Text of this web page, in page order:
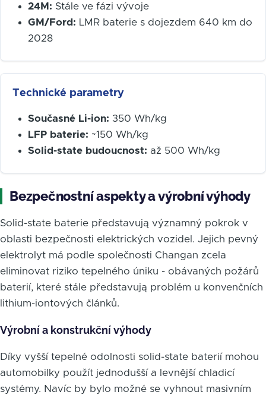
24M: Stále ve fázi vývoje
GM/Ford: LMR baterie s dojezdem 640 km do
2028
Technické parametry
Současné Li-ion: 350 Wh/kg
LFP baterie: ~150 Wh/kg
Solid-state budoucnost: až 500 Wh/kg
Bezpečnostní aspekty a výrobní výhody
Solid-state baterie představują významný pokrok v
oblasti bezpečnosti elektrických vozidel. Jejich pevný
elektrolyt má podle společnosti Changan zcela
eliminovat riziko tepelného úniku - obávaných požárů
baterií, které stále představują problém u konvenčních
lithium-iontových článků.
Výrobní a konstrukční výhody
Díky vyšší tepelné odolnosti solid-state baterií mohou
automobilky použít jednodušší a levnější chladicí
systémy. Navíc by bylo možné se vyhnout masivním